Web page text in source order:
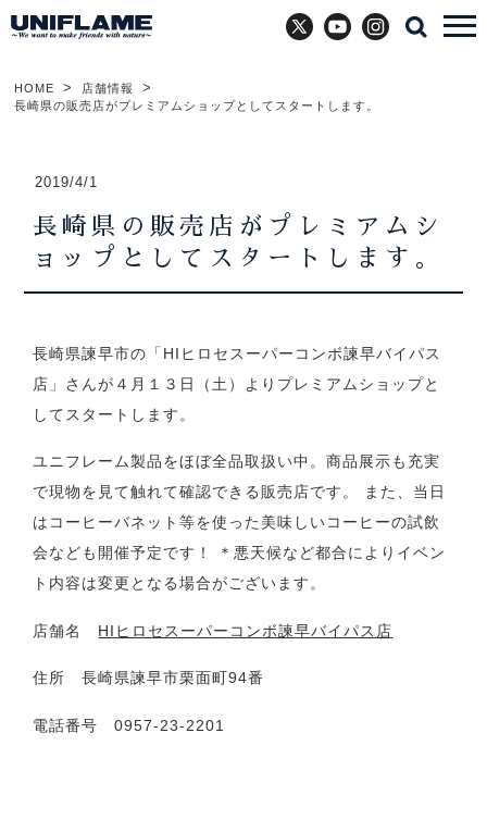
X YouTubeInstagram
HOME
店舗情報
長崎県の販売店がプレミアムショップとしてスタートします。
2019/4/1
長崎県の販売店がプレミアムシ
ョップとしてスタートします。
長崎県諫早市の「HIヒロセスーパーコンボ諫早バイパス
店」さんが４月１３日（土）よりプレミアムショップと
してスタートします。
ユニフレーム製品をほぼ全品取扱い中。商品展示も充実
で現物を見て触れて確認できる販売店です。
また、当日
はコーヒーバネット等を使った美味しいコーヒーの試飲
会なども開催予定です！
＊悪天候など都合によりイベン
ト内容は変更となる場合がございます。
店舗名 HIヒロセスーパーコンボ諫早バイパス店
住所 長崎県諫早市栗面町94番
電話番号 0957-23-2201